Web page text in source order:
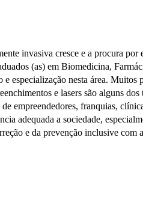
invasiva cresce e a procura
(as) em Biomedicina,
e especialização nesta área.
e lasers são alguns
empreendedores, franquias,
adequada a sociedade,
e da prevenção inclusive